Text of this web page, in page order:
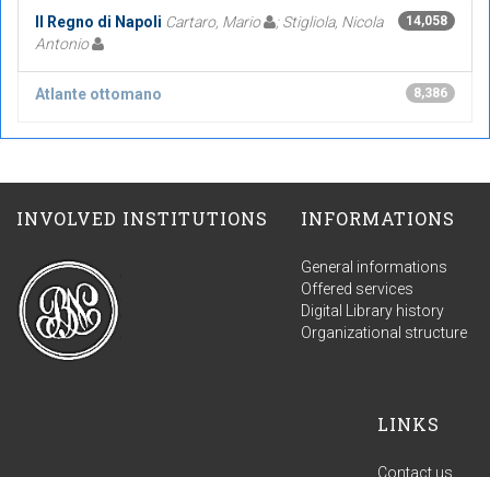
14,058
Il Regno di Napoli Cartaro, Mario
; Stigliola, Nicola
Antonio
8,386
Atlante ottomano
INVOLVED INSTITUTIONS INFORMATIONS
General informations
Offered services
Digital Library history
Organizational structure
LINKS
Contact us